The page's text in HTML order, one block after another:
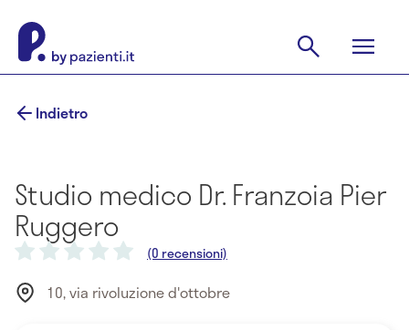
Indietro
Studio medico Dr. Franzoia Pier
Ruggero
(0 recensioni)
10, via rivoluzione d'ottobre